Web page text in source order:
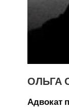
ОЛЬГА
Адвокат